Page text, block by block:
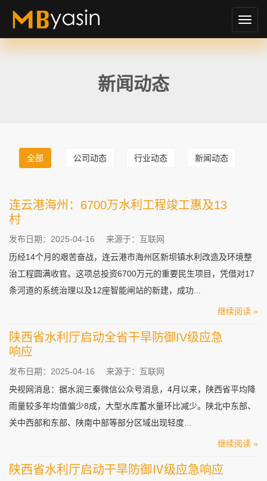
切
换
新闻动态
全部 公司动态 行业动态 新闻动态
连云港海州：6700万水利工程竣工惠及13
村
发布日期：2025-04-16
来源于：互联网
历经14个月的艰苦奋战，连云港市海州区新坝镇水利改造及环境整
治工程圆满收官。这项总投资6700万元的重要民生项目，凭借对17
条河道的系统治理以及12座智能闸站的新建，成功...
继续阅读 »
陕西省水利厅启动全省干旱防御IV级应急
响应
发布日期：2025-04-16
来源于：互联网
央视网消息：据水润三秦微信公众号消息，4月以来，陕西省平均降
雨量较多年均值偏少8成，大型水库蓄水量环比减少。陕北中东部、
关中西部和东部、陕南中部等部分区域出现轻度...
继续阅读 »
陕⻄省水利厅启动干旱防御Ⅳ级应急响应